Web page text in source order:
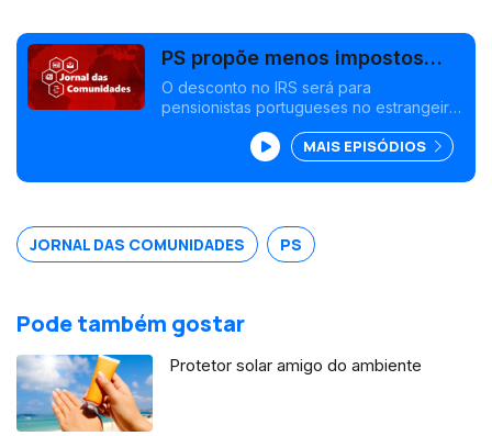
PS propõe menos impostos
para emigrantes pensionistas
O desconto no IRS será para
pensionistas portugueses no estrangeiro,
PCP a Belém defende mesas de voto em
associações portuguesas no estrangeiro.
Edição Isabel Gaspar Dias
MAIS EPISÓDIOS
JORNAL DAS COMUNIDADES PS
Pode também gostar
Protetor solar amigo do ambiente